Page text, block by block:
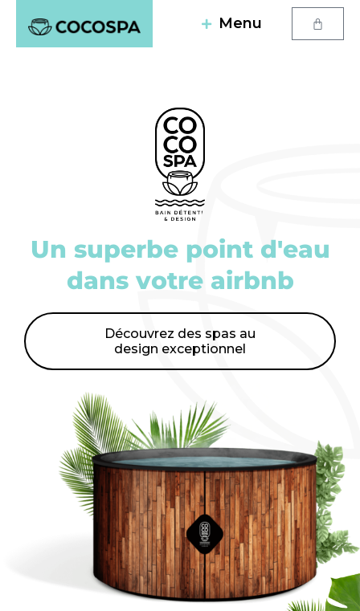
Menu
Un superbe point d'eau
dans votre airbnb
Découvrez des spas au
design exceptionnel